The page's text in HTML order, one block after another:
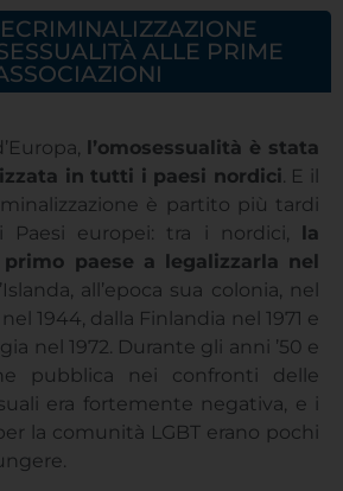
ALLE PRIME
l’omosessualità è stata
in tutti i paesi nordici. E il
è partito più tardi
Paesi europei: tra i nordici,
la
paese a legalizzarla nel
all’epoca sua colonia, nel
1944, dalla Finlandia nel 1971 e
nel 1972. Durante gli anni ’50 e
pubblica nei confronti delle
era fortemente negativa, e i
la comunità LGBT erano pochi